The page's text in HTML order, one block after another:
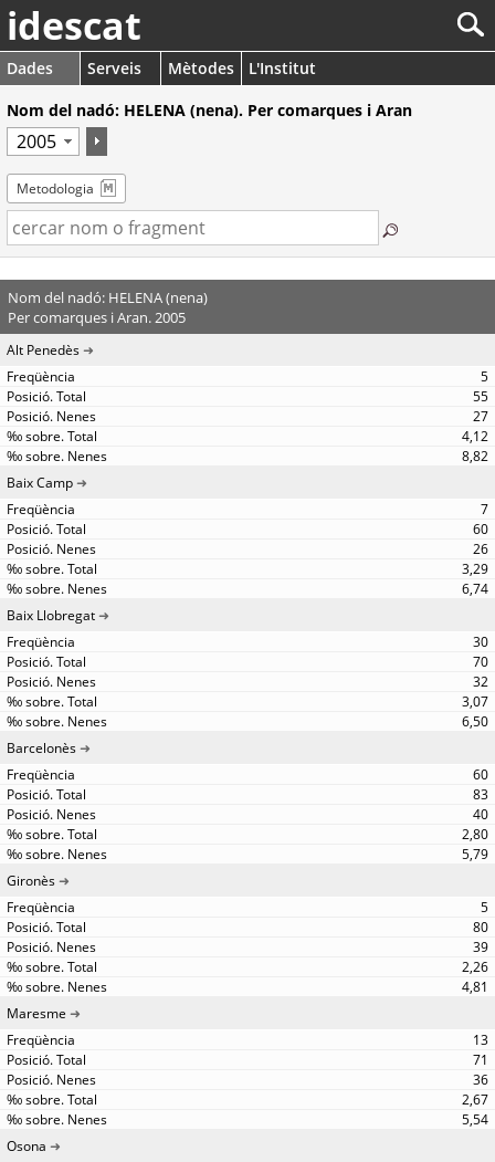
idescat
Dades Serveis Mètodes
L'Institut
Nom del nadó: HELENA (nena). Per comarques i Aran
Metodologia
Nom del nadó: HELENA (nena)
Per comarques i Aran. 2005
Alt Penedès
5
55
27
4,12
8,82
Baix Camp
7
60
26
3,29
6,74
Baix Llobregat
30
70
32
3,07
6,50
Barcelonès
60
83
40
2,80
5,79
Gironès
5
80
39
2,26
4,81
Maresme
13
71
36
2,67
5,54
Osona